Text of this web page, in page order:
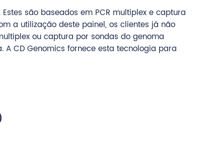
são baseados em PCR multiplex e captura
a utilização deste painel, os clientes já não
ou captura por sondas do genoma
CD Genomics fornece esta tecnologia para